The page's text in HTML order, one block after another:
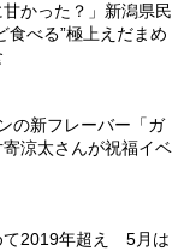
甘かった？」新潟県民
食べる”極上えだまめ
の新フレーバー「ガ
涼太さんが祝福イベ
て2019年超え 5月は